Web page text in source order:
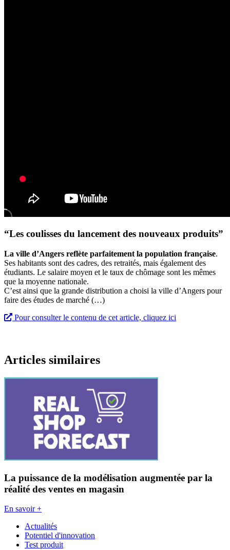
“Les coulisses du lancement des nouveaux produits”
La ville d’Angers reflète parfaitement la population française.
Ses habitants sont des cadres, des retraités, mais également des
étudiants. Le salaire moyen et le taux de chômage sont les mêmes
que la moyenne nationale.
C’est ainsi que la grande distribution a choisi la ville d’Angers pour
faire des études de marché (…)
Pour consulter le contenu de cet article, cliquez ici
Articles similaires
La puissance de la modélisation augmentée par la
réalité des ventes en magasin
En savoir +
Actualités
Potentiel d'innovation
Test produit